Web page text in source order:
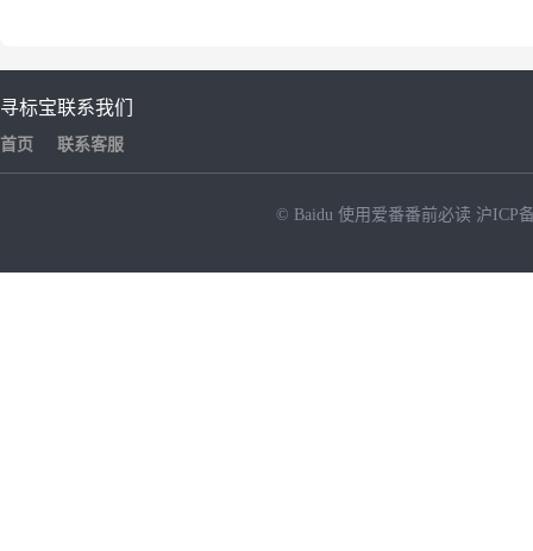
寻标宝
首页
联系我们
联系客服
© Baidu 使用爱番番前必读 沪ICP